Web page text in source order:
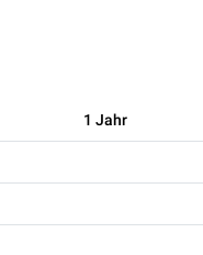
1 Jahr